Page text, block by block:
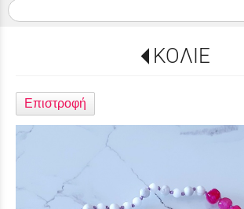
ΚΟΛΙΕ
Επιστροφή